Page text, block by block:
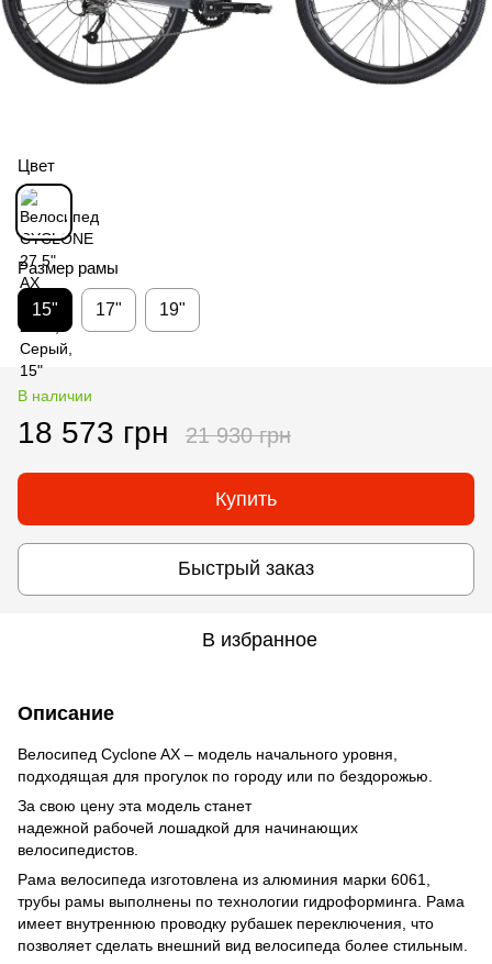
Цвет
Размер рамы
15" 17" 19"
В наличии
18 573 грн 21 930 грн
Купить
Быстрый заказ
В избранное
Описание
Велосипед Cyclone AX – модель начального уровня,
подходящая для прогулок по городу или по бездорожью.
За свою цену эта модель станет
надежной рабочей лошадкой для начинающих
велосипедистов.
Рама велосипеда изготовлена из алюминия марки 6061,
трубы рамы выполнены по технологии гидроформинга. Рама
имеет внутреннюю проводку рубашек переключения, что
позволяет сделать внешний вид велосипеда более стильным.